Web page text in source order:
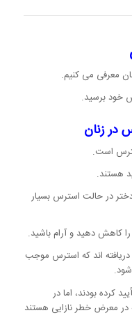
معرفی می کنیم.
خود برسید.
است.
هستند.
دختر در حالت استرس بسیار
کاهش دهید و آرام باشید.
اند که استرس موجب
کرده بودند، اما در
در معرض خطر نازایی هستند